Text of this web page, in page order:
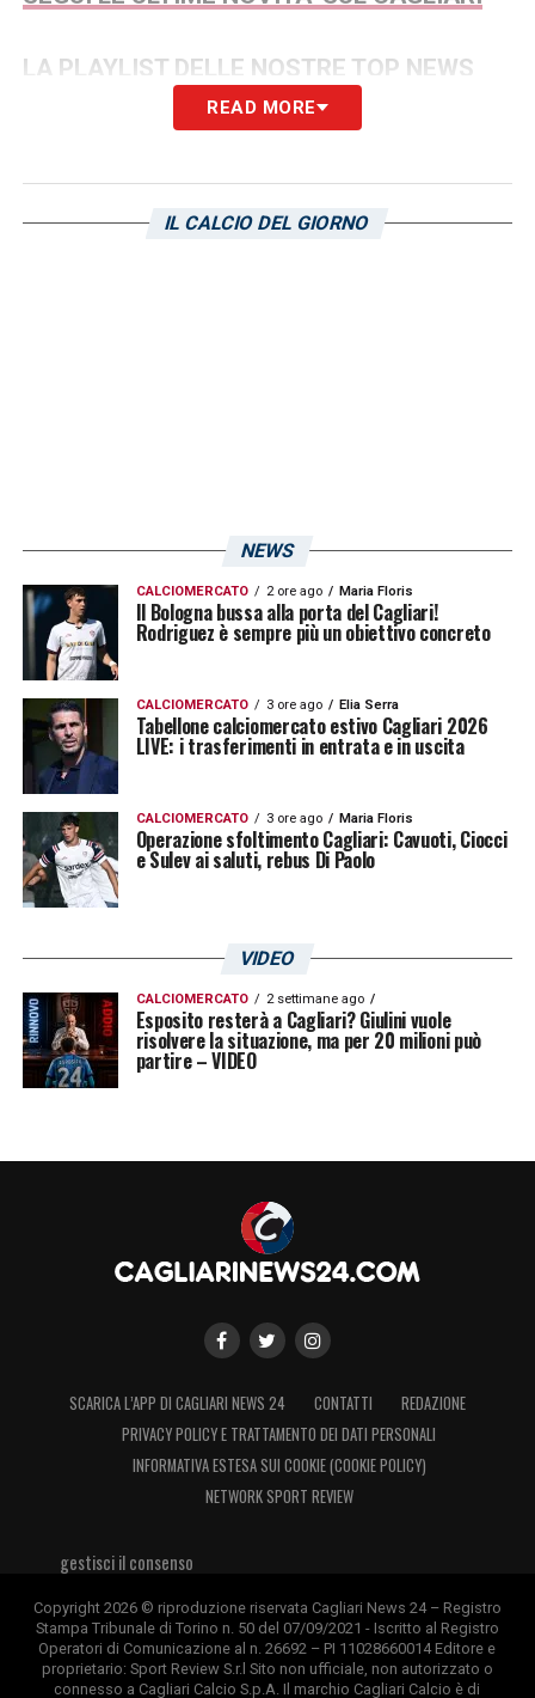
LA PLAYLIST DELLE NOSTRE TOP NEWS
READ MORE
IL CALCIO DEL GIORNO
NEWS
CALCIOMERCATO 2 ore ago Maria Floris
Il Bologna bussa alla porta del Cagliari!
Rodriguez è sempre più un obiettivo concreto
CALCIOMERCATO 3 ore ago Elia Serra
Tabellone calciomercato estivo Cagliari 2026
LIVE: i trasferimenti in entrata e in uscita
CALCIOMERCATO 3 ore ago Maria Floris
Operazione sfoltimento Cagliari: Cavuoti, Ciocci
e Sulev ai saluti, rebus Di Paolo
VIDEO
CALCIOMERCATO 2 settimane ago
Esposito resterà a Cagliari? Giulini vuole
risolvere la situazione, ma per 20 milioni può
partire – VIDEO
SCARICA L’APP DI CAGLIARI NEWS 24 CONTATTI
REDAZIONE
PRIVACY POLICY E TRATTAMENTO DEI DATI PERSONALI
INFORMATIVA ESTESA SUI COOKIE (COOKIE POLICY)
NETWORK SPORT REVIEW
gestisci il consenso
Copyright 2026 © riproduzione riservata Cagliari News 24 – Registro
Stampa Tribunale di Torino n. 50 del 07/09/2021 - Iscritto al Registro
Operatori di Comunicazione al n. 26692 – PI 11028660014 Editore e
proprietario: Sport Review S.r.l Sito non ufficiale, non autorizzato o
connesso a Cagliari Calcio S.p.A. Il marchio Cagliari Calcio è di